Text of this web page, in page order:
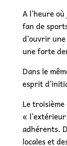
A l’heure
fan de
d’ouvrir
une forte
Dans le
esprit
Le
«
adhérents.
locales et